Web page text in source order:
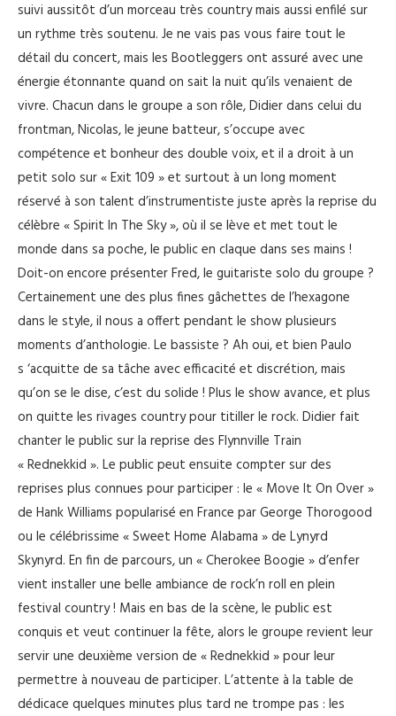
suivi aussitôt d’un morceau très country mais aussi enfilé sur
un rythme très soutenu. Je ne vais pas vous faire tout le
détail du concert, mais les Bootleggers ont assuré avec une
énergie étonnante quand on sait la nuit qu’ils venaient de
vivre. Chacun dans le groupe a son rôle, Didier dans celui du
frontman, Nicolas, le jeune batteur, s’occupe avec
compétence et bonheur des double voix, et il a droit à un
petit solo sur « Exit 109 » et surtout à un long moment
réservé à son talent d’instrumentiste juste après la reprise du
célèbre « Spirit In The Sky », où il se lève et met tout le
monde dans sa poche, le public en claque dans ses mains !
Doit-on encore présenter Fred, le guitariste solo du groupe ?
Certainement une des plus fines gâchettes de l’hexagone
dans le style, il nous a offert pendant le show plusieurs
moments d’anthologie. Le bassiste ? Ah oui, et bien Paulo
s ‘acquitte de sa tâche avec efficacité et discrétion, mais
qu’on se le dise, c’est du solide ! Plus le show avance, et plus
on quitte les rivages country pour titiller le rock. Didier fait
chanter le public sur la reprise des Flynnville Train
« Rednekkid ». Le public peut ensuite compter sur des
reprises plus connues pour participer : le « Move It On Over »
de Hank Williams popularisé en France par George Thorogood
ou le célébrissime « Sweet Home Alabama » de Lynyrd
Skynyrd. En fin de parcours, un « Cherokee Boogie » d’enfer
vient installer une belle ambiance de rock’n roll en plein
festival country ! Mais en bas de la scène, le public est
conquis et veut continuer la fête, alors le groupe revient leur
servir une deuxième version de « Rednekkid » pour leur
permettre à nouveau de participer. L’attente à la table de
dédicace quelques minutes plus tard ne trompe pas : les